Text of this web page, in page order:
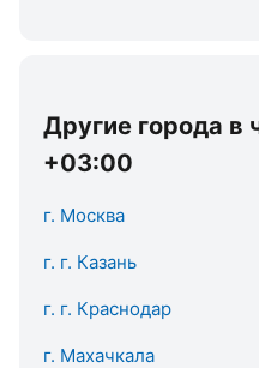
Другие города в
+03:00
г. Москва
г. г. Казань
г. г. Краснодар
г. Махачкала